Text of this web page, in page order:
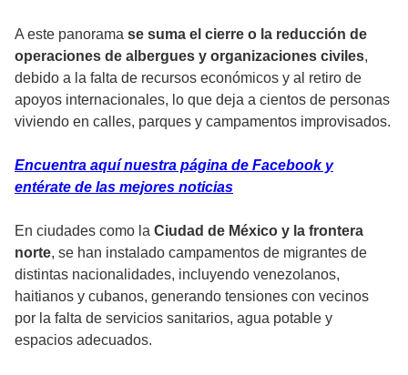
A este panorama se suma el cierre o la reducción de
operaciones de albergues y organizaciones civiles,
debido a la falta de recursos económicos y al retiro de
apoyos internacionales, lo que deja a cientos de personas
viviendo en calles, parques y campamentos improvisados.
Encuentra aquí nuestra página de Facebook y
entérate de las mejores noticias
En ciudades como la Ciudad de México y la frontera
norte, se han instalado campamentos de migrantes de
distintas nacionalidades, incluyendo venezolanos,
haitianos y cubanos, generando tensiones con vecinos
por la falta de servicios sanitarios, agua potable y
espacios adecuados.